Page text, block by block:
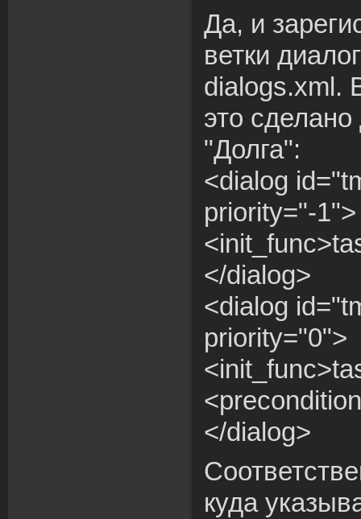
Да, и
ветки
dialogs.xml.
это
"Долга":
<dialog
priority="-1">
</dialog>
<dialog
priority="0">
</dialog>
куда